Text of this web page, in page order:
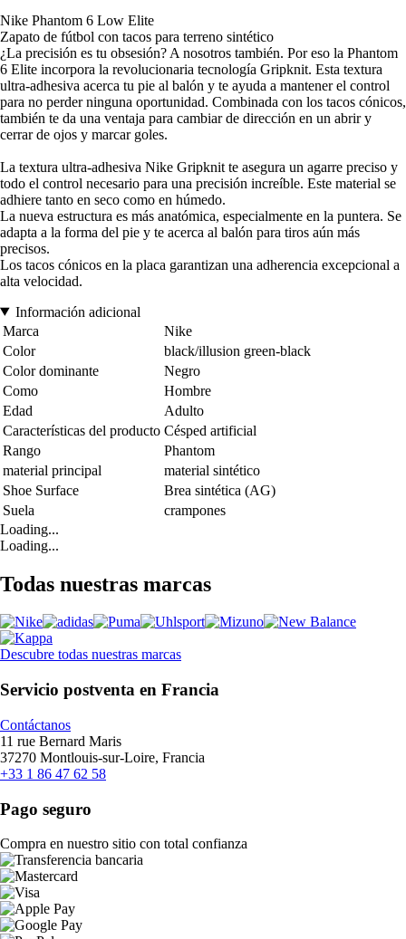
Nike Phantom 6 Low Elite
Zapato de fútbol con tacos para terreno sintético
¿La precisión es tu obsesión? A nosotros también. Por eso la Phantom
6 Elite incorpora la revolucionaria tecnología Gripknit. Esta textura
ultra-adhesiva acerca tu pie al balón y te ayuda a mantener el control
para no perder ninguna oportunidad. Combinada con los tacos cónicos,
también te da una ventaja para cambiar de dirección en un abrir y
cerrar de ojos y marcar goles.
La textura ultra-adhesiva Nike Gripknit te asegura un agarre preciso y
todo el control necesario para una precisión increíble. Este material se
adhiere tanto en seco como en húmedo.
La nueva estructura es más anatómica, especialmente en la puntera. Se
adapta a la forma del pie y te acerca al balón para tiros aún más
precisos.
Los tacos cónicos en la placa garantizan una adherencia excepcional a
alta velocidad.
Información adicional
Marca
Nike
Color
black/illusion green-black
Color dominante
Negro
Como
Hombre
Edad
Adulto
Características del producto Césped artificial
Rango
Phantom
material principal
material sintético
Shoe Surface
Brea sintética (AG)
Suela
crampones
Loading...
Loading...
Todas nuestras marcas
Descubre todas nuestras marcas
Servicio postventa en Francia
Contáctanos
11 rue Bernard Maris
37270 Montlouis-sur-Loire, Francia
+33 1 86 47 62 58
Pago seguro
Compra en nuestro sitio con total confianza